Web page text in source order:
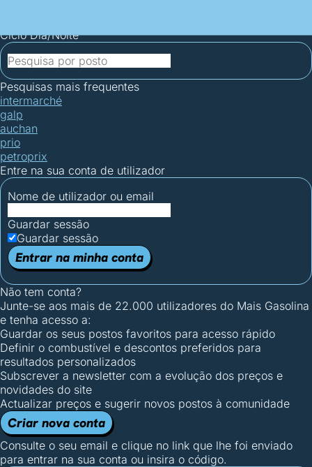
Ciclo Dia/Noite
Pesquisas mais frequentes
intermarché
galp
auchan
prio
petroprix
Entre na sua conta de utilizador
Nome de utilizador ou email
Guardar sessão
Guardar sessão
Entrar na minha conta
Não tem conta?
Junte-se aos mais de 22.000 utilizadores do Mais Gasolina
e tenha acesso a:
Guardar os seus postos favoritos para acesso rápido
Definir o combustível e descontos preferidos para
resultados personalizados
Subscrever a newsletter com a evolução dos preços e
novidades do site
Actualizar preços e sugerir novos postos à comunidade
Criar nova conta
Consulte o seu email e clique no link que lhe foi enviado
para entrar na sua conta ou insira o código.